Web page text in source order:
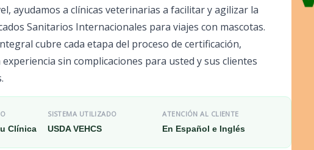
ayudamos a clínicas veterinarias a facilitar y agilizar la
Sanitarios Internacionales para viajes con mascotas.
cubre cada etapa del proceso de certificación,
sin complicaciones para usted y sus clientes
Clínica
SISTEMA UTILIZADO
USDA VEHCS
ATENCIÓN AL CLIENTE
En Español e Inglés